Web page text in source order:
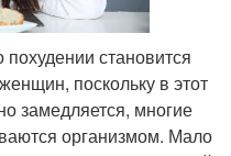
становится
поскольку в этот
замедляется, многие
организмом. Мало